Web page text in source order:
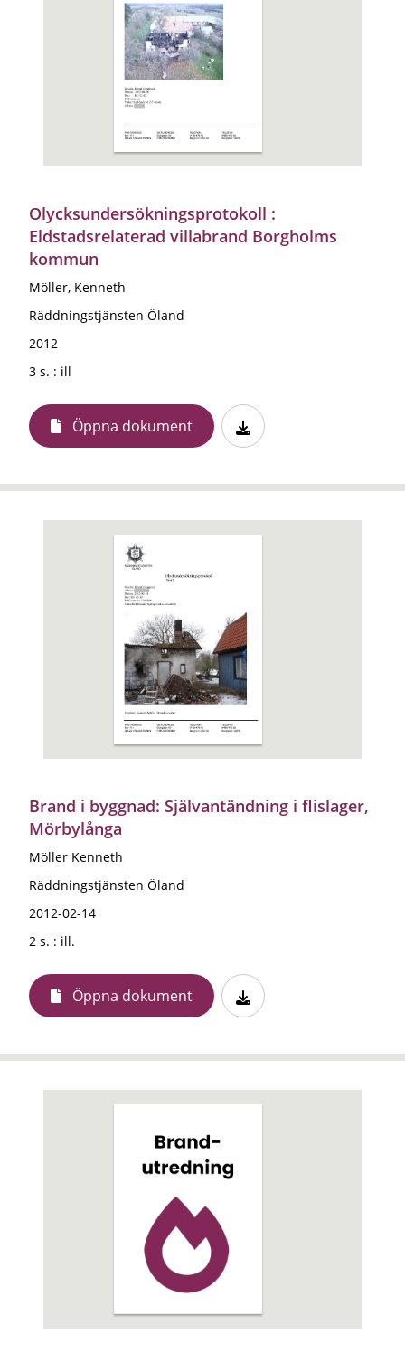
Olycksundersökningsprotokoll :
Eldstadsrelaterad villabrand Borgholms
kommun
Möller, Kenneth
Räddningstjänsten Öland
2012
3 s. : ill
Öppna dokument
Brand i byggnad: Självantändning i flislager,
Mörbylånga
Möller Kenneth
Räddningstjänsten Öland
2012-02-14
2 s. : ill.
Öppna dokument